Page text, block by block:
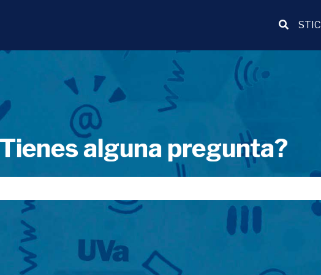
Buscador
STIC
alguna pregunta?